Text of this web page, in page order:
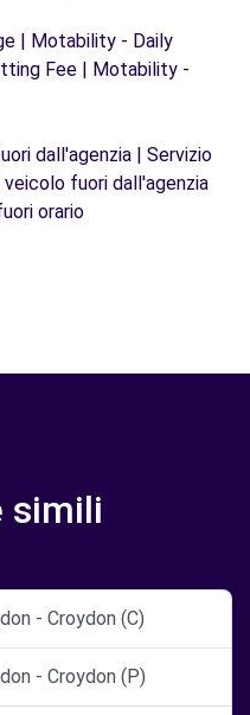
| Motability - Daily
Fee | Motability -
dall'agenzia | Servizio
fuori dall'agenzia
orario
simili
- Croydon (C)
- Croydon (P)